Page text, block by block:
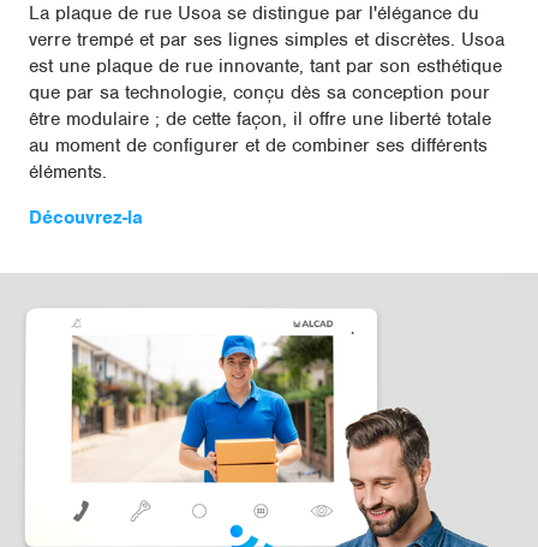
La plaque de rue Usoa se distingue par l'élégance du
verre trempé et par ses lignes simples et discrètes. Usoa
est une plaque de rue innovante, tant par son esthétique
que par sa technologie, conçu dès sa conception pour
être modulaire ; de cette façon, il offre une liberté totale
au moment de configurer et de combiner ses différents
éléments.
Découvrez-la